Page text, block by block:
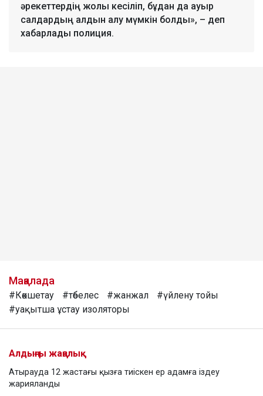
әрекеттердің жолы кесіліп, бұдан да ауыр
салдардың алдын алу мүмкін болды», – деп
хабарлады полиция.
Мақалада
#Көкшетау #төбелес #жанжал
#үйлену тойы
#уақытша ұстау изоляторы
Алдыңғы жаңалық
Атырауда 12 жастағы қызға тиіскен ер адамға іздеу
жарияланды